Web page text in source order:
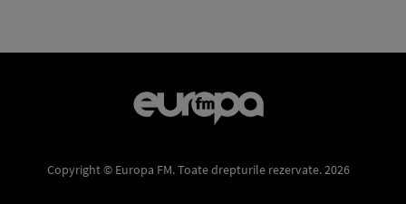
Copyright © Europa FM. Toate drepturile rezervate. 2026